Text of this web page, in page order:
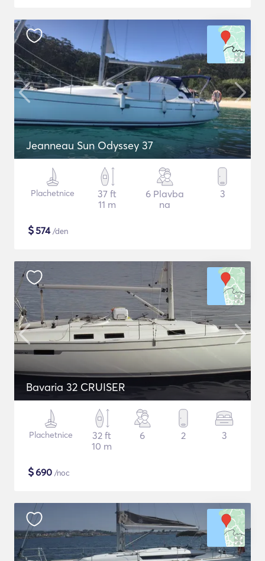
Jeanneau Sun Odyssey 37
Plachetnice
37 ft
11 m
6 Plavba
na
3
$574/den
Bavaria 32 CRUISER
Plachetnice
32 ft
10 m
6 2 3
$690 /noc